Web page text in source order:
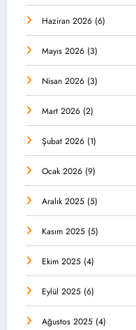
Haziran 2026 (6)
Mayıs 2026 (3)
Nisan 2026 (3)
Mart 2026 (2)
Şubat 2026 (1)
Ocak 2026 (9)
Aralık 2025 (5)
Kasım 2025 (5)
Ekim 2025 (4)
Eylül 2025 (6)
Ağustos 2025 (4)